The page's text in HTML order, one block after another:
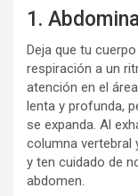
1.
Deja que tu
respiración a un
atención en el
lenta y profunda,
se expanda. Al
columna vertebral
y ten cuidado de
abdomen.